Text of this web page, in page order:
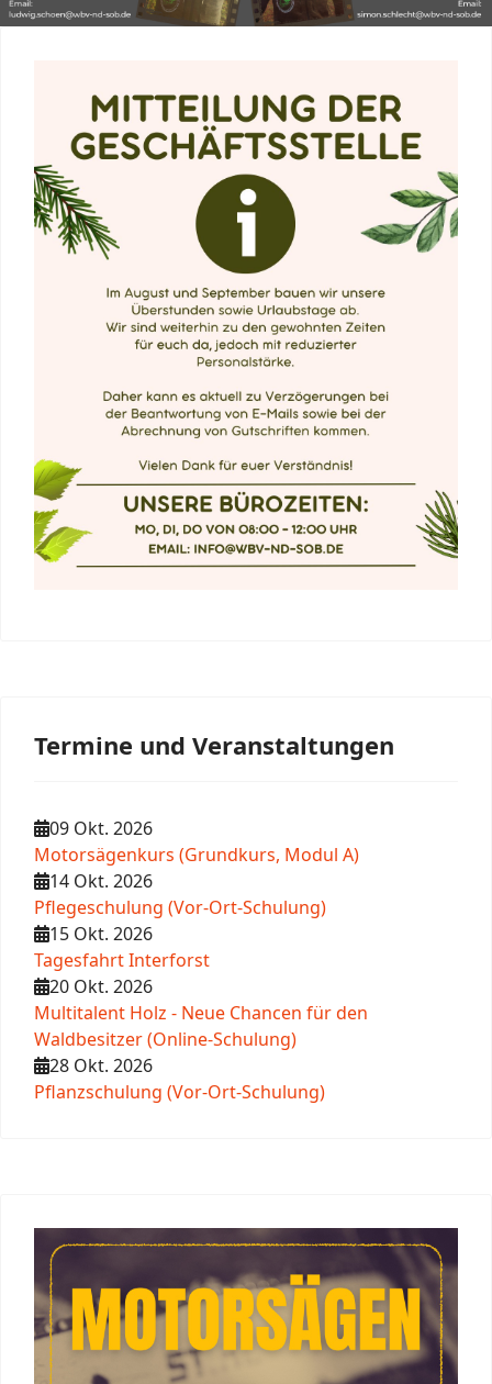
Termine und Veranstaltungen
09 Okt. 2026
Motorsägenkurs (Grundkurs, Modul A)
14 Okt. 2026
Pflegeschulung (Vor-Ort-Schulung)
15 Okt. 2026
Tagesfahrt Interforst
20 Okt. 2026
Multitalent Holz - Neue Chancen für den
Waldbesitzer (Online-Schulung)
28 Okt. 2026
Pflanzschulung (Vor-Ort-Schulung)